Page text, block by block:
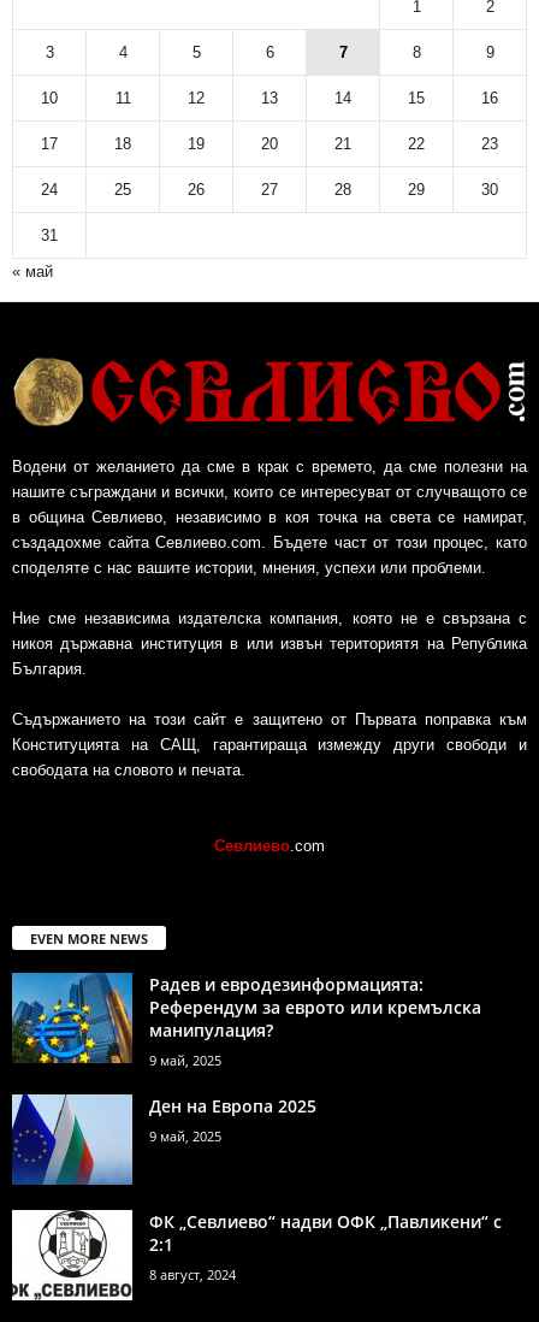
1 2
3 4 5 6 7 8 9
10 11 12 13 14 15 16
17 18 19 20 21 22 23
24 25 26 27 28 29 30
31
« май
Водени от желанието да сме в крак с времето, да сме полезни на
нашите съграждани и всички, които се интересуват от случващото се
в община Севлиево, независимо в коя точка на света се намират,
създадохме сайта Севлиево.com. Бъдете част от този процес, като
споделяте с нас вашите истории, мнения, успехи или проблеми.
Ние сме независима издателска компания, която не е свързана с
никоя държавна институция в или извън териториятя на Република
България.
Съдържанието на този сайт е защитено от Първата поправка към
Конституцията на САЩ, гарантираща измежду други свободи и
свободата на словото и печата.
Севлиево.com
EVEN MORE NEWS
Радев и евродезинформацията:
Референдум за еврото или кремълска
манипулация?
9 май, 2025
Ден на Европа 2025
9 май, 2025
ФК „Севлиево“ надви ОФК „Павликени“ с
2:1
8 август, 2024